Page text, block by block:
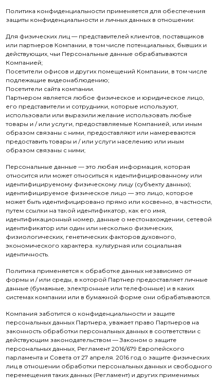
Политика конфиденциальности применяется для обеспечения
защиты конфиденциальности и личных данных в отношении:
Для физических лиц — представителей клиентов, поставщиков
или партнеров Компании, в том числе потенциальных, бывших и
действующих, чьи Персональные данные обрабатываются
Компанией;
Посетители офисов и других помещений Компании, в том числе
подлежащие видеонаблюдению;
Посетители сайта компании.
Партнером является любое физическое и юридическое лицо,
его представители и сотрудники, которые используют,
использовали или выразили желание использовать любые
товары и / или услуги, предоставляемые Компанией, или иным
образом связаны с ними, предоставляют или намереваются
предоставить товары и / или услуги населению или иным
образом связаны с ними;
Персональные данные — это любая информация, которая
относится или может относиться к идентифицированному или
идентифицируемому физическому лицу (субъекту данных);
идентифицируемое физическое лицо — это лицо, которое
может быть идентифицировано прямо или косвенно, в частности,
путем ссылки на такой идентификатор, как его имя,
идентификационный номер, данные о местонахождении, сетевой
идентификатор или один или несколько физических,
физиологических, генетических факторов духовного,
экономического характера. культурная или социальная
идентичность.
Политика применяется к обработке данных независимо от
формы и / или среды, в которой Партнер предоставляет личные
данные (бумажные, электронные или телефонные) и в каких
системах компании или в бумажной форме они обрабатываются.
Компания заботится о конфиденциальности и защите
персональных данных Партнера, уважает право Партнеров на
законность обработки персональных данных в соответствии с
действующим законодательством — Законом о защите
персональных данных, Регламент 2016/679 Европейского
парламента и Совета от 27 апреля. 2016 год о защите физических
лиц в отношении обработки персональных данных и свободного
перемещения таких данных (Регламент) и других применимых